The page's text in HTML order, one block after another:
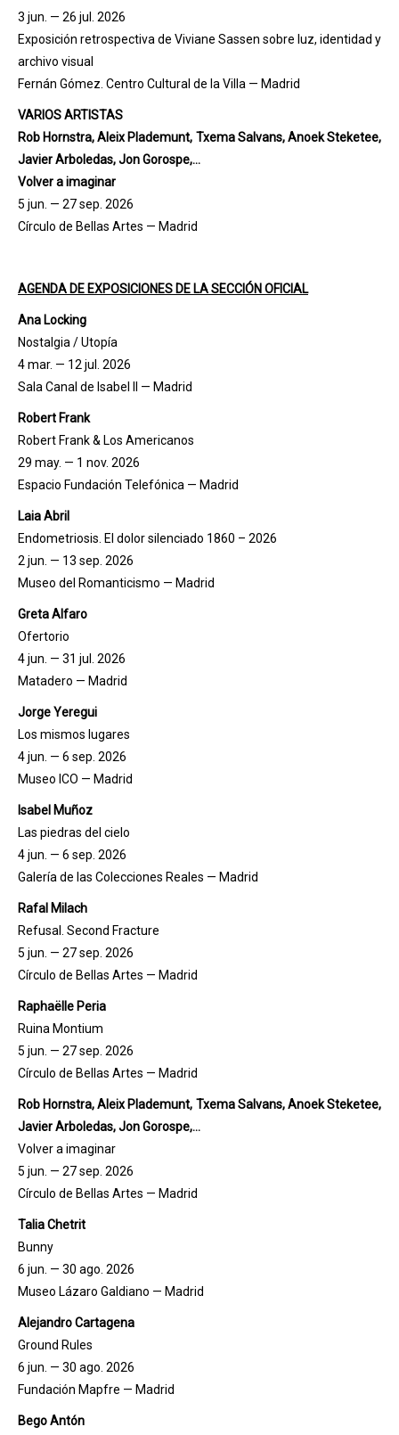
3 jun. — 26 jul. 2026
Exposición retrospectiva de Viviane Sassen sobre luz, identidad y
archivo visual
Fernán Gómez. Centro Cultural de la Villa — Madrid
VARIOS ARTISTAS
Rob Hornstra, Aleix Plademunt, Txema Salvans, Anoek Steketee,
Javier Arboledas, Jon Gorospe,...
Volver a imaginar
5 jun. — 27 sep. 2026
Círculo de Bellas Artes — Madrid
AGENDA DE EXPOSICIONES DE LA SECCIÓN OFICIAL
Ana Locking
Nostalgia / Utopía
4 mar. — 12 jul. 2026
Sala Canal de Isabel II — Madrid
Robert Frank
Robert Frank & Los Americanos
29 may. — 1 nov. 2026
Espacio Fundación Telefónica — Madrid
Laia Abril
Endometriosis. El dolor silenciado 1860 – 2026
2 jun. — 13 sep. 2026
Museo del Romanticismo — Madrid
Greta Alfaro
Ofertorio
4 jun. — 31 jul. 2026
Matadero — Madrid
Jorge Yeregui
Los mismos lugares
4 jun. — 6 sep. 2026
Museo ICO — Madrid
Isabel Muñoz
Las piedras del cielo
4 jun. — 6 sep. 2026
Galería de las Colecciones Reales — Madrid
Rafal Milach
Refusal. Second Fracture
5 jun. — 27 sep. 2026
Círculo de Bellas Artes — Madrid
Raphaëlle Peria
Ruina Montium
5 jun. — 27 sep. 2026
Círculo de Bellas Artes — Madrid
Rob Hornstra, Aleix Plademunt, Txema Salvans, Anoek Steketee,
Javier Arboledas, Jon Gorospe,...
Volver a imaginar
5 jun. — 27 sep. 2026
Círculo de Bellas Artes — Madrid
Talia Chetrit
Bunny
6 jun. — 30 ago. 2026
Museo Lázaro Galdiano — Madrid
Alejandro Cartagena
Ground Rules
6 jun. — 30 ago. 2026
Fundación Mapfre — Madrid
Bego Antón